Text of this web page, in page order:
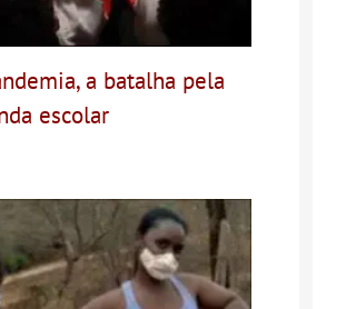
a batalha pela
escolar